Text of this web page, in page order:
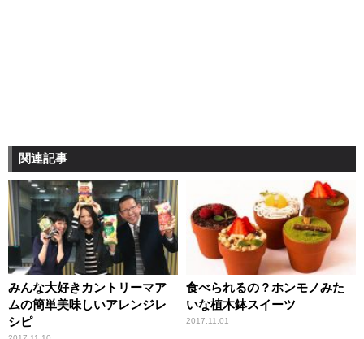
関連記事
みんな大好きカントリーマア
ムの簡単美味しいアレンジレ
シピ
食べられるの？ホンモノみた
いな植木鉢スイーツ
2017.11.01